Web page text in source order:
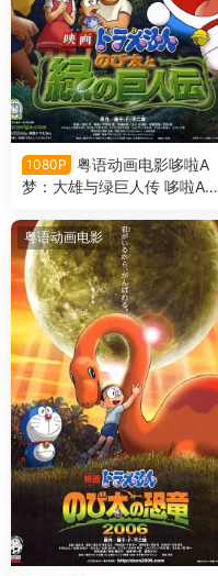
1080P
粤语动画电影哆啦A
梦：大雄与绿巨人传 哆啦A梦
版
粤语动画电影